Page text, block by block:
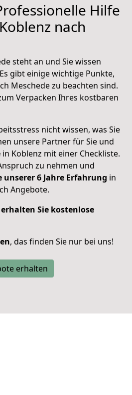
Hilfe
nach
steht an und Sie wissen
gibt einige wichtige Punkte,
Meschede zu beachten sind.
Verpacken Ihres kostbaren
nicht wissen, was Sie
unsere Partner für Sie und
in Koblenz mit einer Checkliste.
zu nehmen und
unserer 6 Jahre Erfahrung in
Angebote.
erhalten Sie kostenlose
, das finden Sie nur bei uns!
erhalten